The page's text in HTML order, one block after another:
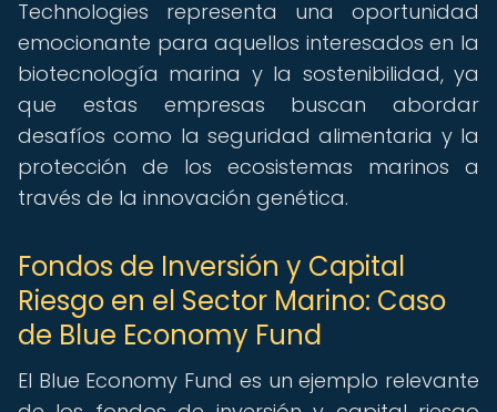
Technologies representa una oportunidad
emocionante para aquellos interesados en la
biotecnología marina y la sostenibilidad, ya
que estas empresas buscan abordar
desafíos como la seguridad alimentaria y la
protección de los ecosistemas marinos a
través de la innovación genética.
Fondos de Inversión y Capital
Riesgo en el Sector Marino: Caso
de Blue Economy Fund
El Blue Economy Fund es un ejemplo relevante